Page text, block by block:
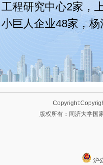
工程研究中心2家，
小巨人企业48家，
版权所有：同济大学国
沪